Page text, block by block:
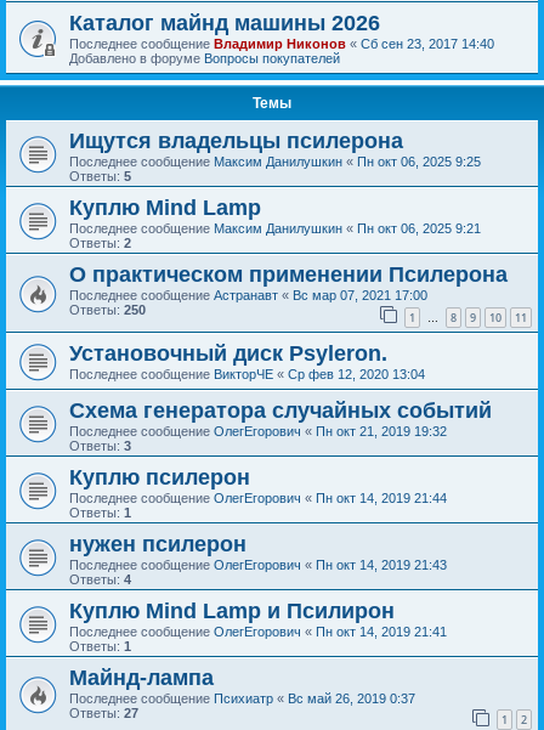
Каталог майнд машины 2026
Последнее сообщение Владимир Никонов « Сб сен 23, 2017 14:40
Добавлено в форуме Вопросы покупателей
Темы
Ищутся владельцы псилерона
Последнее сообщение Максим Данилушкин « Пн окт 06, 2025 9:25
Ответы: 5
Куплю Mind Lamp
Последнее сообщение Максим Данилушкин « Пн окт 06, 2025 9:21
Ответы: 2
О практическом применении Псилерона
Последнее сообщение Астранавт « Вс мар 07, 2021 17:00
Ответы: 250 1 … 8 9 10 11
Установочный диск Psyleron.
Последнее сообщение ВикторЧЕ « Ср фев 12, 2020 13:04
Схема генератора случайных событий
Последнее сообщение ОлегЕгорович « Пн окт 21, 2019 19:32
Ответы: 3
Куплю псилерон
Последнее сообщение ОлегЕгорович « Пн окт 14, 2019 21:44
Ответы: 1
нужен псилерон
Последнее сообщение ОлегЕгорович « Пн окт 14, 2019 21:43
Ответы: 4
Куплю Mind Lamp и Псилирон
Последнее сообщение ОлегЕгорович « Пн окт 14, 2019 21:41
Ответы: 1
Майнд-лампа
Последнее сообщение Психиатр « Вс май 26, 2019 0:37
Ответы: 27 1 2